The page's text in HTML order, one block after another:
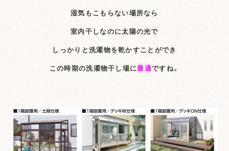
湿気もこもらない場所なら
室内干しなのに太陽の光で
しっかりと洗濯物を乾かすことができ
この時期の洗濯物干し場に最適ですね。